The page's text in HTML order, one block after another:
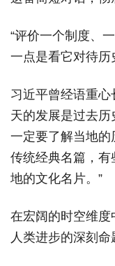
“评价一个制度、
一点是看它对待历
习近平曾经语重心
天的发展是过去历
一定要了解当地的
传统经典名篇，有
地的文化名片。”
在宏阔的时空维度
人类进步的深刻命